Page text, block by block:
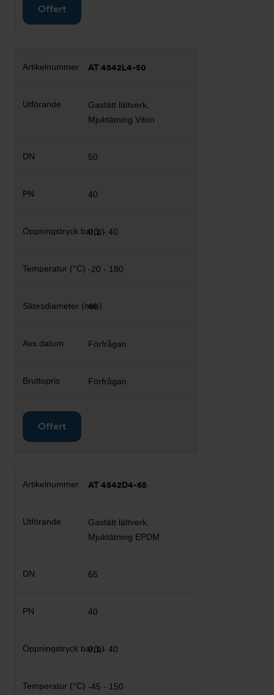
Offert
AT 4542L4-50
Gastätt lättverk,
Mjuktätning Viton
50
40
0,1 - 40
-20 - 180
46
Förfrågan
Förfrågan
Offert
AT 4542D4-65
Gastätt lättverk,
Mjuktätning EPDM
65
40
0,1 - 40
-45 - 150